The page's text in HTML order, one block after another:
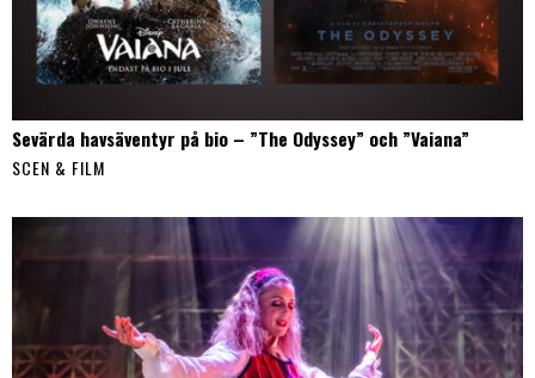
Sevärda havsäventyr på bio – ”The Odyssey” och ”Vaiana”
SCEN & FILM